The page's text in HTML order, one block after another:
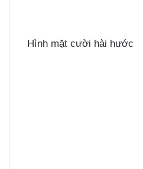
Hình mặt cười hài hước